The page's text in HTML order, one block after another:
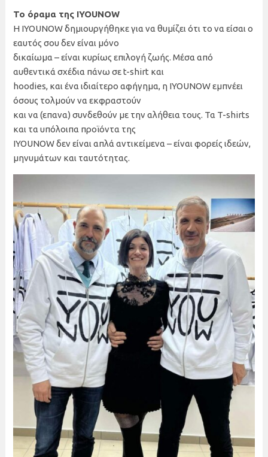
Το όραμα της IYOUNOW
Η IYOUNOW δημιουργήθηκε για να θυμίζει ότι το να είσαι ο
εαυτός σου δεν είναι μόνο
δικαίωμα – είναι κυρίως επιλογή ζωής. Μέσα από
αυθεντικά σχέδια πάνω σε t-shirt και
hoodies, και ένα ιδιαίτερο αφήγημα, η IYOUNOW εμπνέει
όσους τολμούν να εκφραστούν
και να (επανα) συνδεθούν με την αλήθεια τους. Τα T-shirts
και τα υπόλοιπα προϊόντα της
IYOUNOW δεν είναι απλά αντικείμενα – είναι φορείς ιδεών,
μηνυμάτων και ταυτότητας.